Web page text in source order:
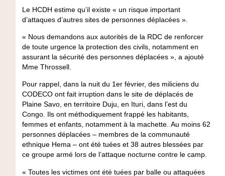
Le HCDH estime qu’il existe « un risque important
d’attaques d’autres sites de personnes déplacées ».
« Nous demandons aux autorités de la RDC de renforcer
de toute urgence la protection des civils, notamment en
assurant la sécurité des personnes déplacées », a ajouté
Mme Throssell.
Pour rappel, dans la nuit du 1er février, des miliciens du
CODECO ont fait irruption dans le site de déplacés de
Plaine Savo, en territoire Duju, en Ituri, dans l’est du
Congo. Ils ont méthodiquement frappé les habitants,
femmes et enfants, notamment à la machette. Au moins 62
personnes déplacées – membres de la communauté
ethnique Hema – ont été tuées et 38 autres blessées par
ce groupe armé lors de l’attaque nocturne contre le camp.
« Toutes les victimes ont été tuées par balle ou attaquées